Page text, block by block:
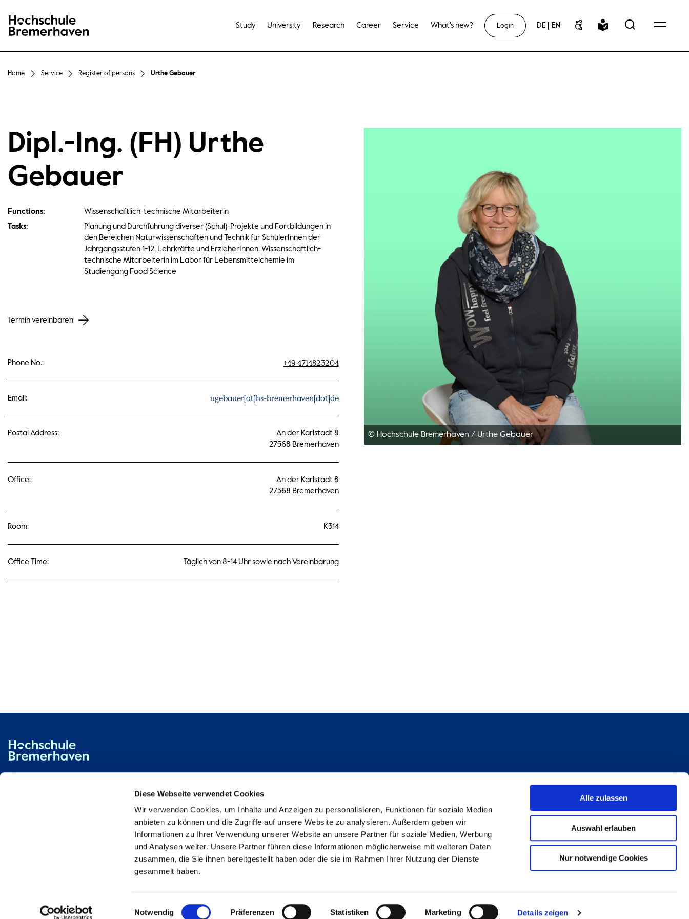
Diese Webseite verwendet Cookies
Wir verwenden Cookies, um Inhalte und Anzeigen zu personalisieren, Funktionen für soziale Medien
anbieten zu können und die Zugriffe auf unsere Website zu analysieren. Außerdem geben wir
Informationen zu Ihrer Verwendung unserer Website an unsere Partner für soziale Medien, Werbung
und Analysen weiter. Unsere Partner führen diese Informationen möglicherweise mit weiteren Daten
zusammen, die Sie ihnen bereitgestellt haben oder die sie im Rahmen Ihrer Nutzung der Dienste
gesammelt haben.
Einwilligungsauswahl
Notwendig Präferenzen Statistiken Marketing Details zeigen
Alle zulassen
Auswahl erlauben
Nur notwendige Cookies
Hochschule Bremerhaven
Study University Research Career Service What's new? Login DE EN
Home Service Register of persons Urthe Gebauer
Dipl.-Ing. (FH) Urthe
Gebauer
Functions:
Wissenschaftlich-technische Mitarbeiterin
Tasks:
Planung und Durchführung diverser (Schul)-Projekte und Fortbildungen in
den Bereichen Naturwissenschaften und Technik für SchülerInnen der
Jahrgangsstufen 1-12, Lehrkräfte und ErzieherInnen. Wissenschaftlich-
technische Mitarbeiterin im Labor für Lebensmittelchemie im
Studiengang Food Science
Termin vereinbaren
Phone No.: +49 4714823204
Email: ugebauer[at]hs-bremerhaven[dot]de
Postal Address:
An der Karlstadt 8
27568 Bremerhaven
Office:
An der Karlstadt 8
27568 Bremerhaven
Room: K314
Office Time: Täglich von 8-14 Uhr sowie nach Vereinbarung
© Hochschule Bremerhaven /Urthe Gebauer
Studienpat:innen Instagram
TikTok
YouTube
Facebook
LinkedIn
Metabar